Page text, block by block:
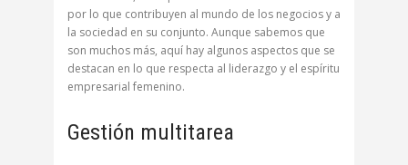
por lo que contribuyen al mundo de los negocios y a
la sociedad en su conjunto. Aunque sabemos que
son muchos más, aquí hay algunos aspectos que se
destacan en lo que respecta al liderazgo y el espíritu
empresarial femenino.
Gestión multitarea